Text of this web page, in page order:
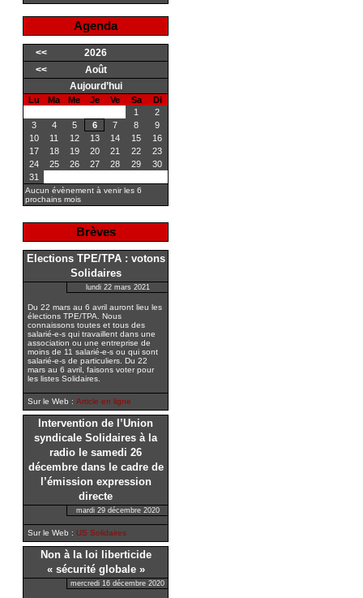
Agenda
<<
2026
<<
Août
Aujourd’hui
Lu Ma Me Je Ve Sa
Di
1
2
3
4 5 6 7 8
9
10
11 12 13 14 15
16
17
18 19 20 21 22
23
24
25 26 27 28 29
30
31
Aucun évènement à venir les 6
prochains mois
Brèves
Elections TPE/TPA : votons
Solidaires
lundi 22 mars 2021
Du 22 mars au 6 avril auront lieu les
élections TPE/TPA. Nous
connaissons toutes et tous des
salarié-e-s qui travaillent dans une
association ou une entreprise de
moins de 11 salarié-e-s ou qui sont
salarié-e-s de particuliers. Du 22
mars au 6 avril, faisons voter pour
les listes Solidaires.
Sur le Web : Article en ligne
Intervention de l’Union
syndicale Solidaires à la
radio le samedi 26
décembre dans le cadre de
l’émission expression
directe
mardi 29 décembre 2020
Sur le Web : US Solidaires
Non à la loi liberticide
« sécurité globale »
mercredi 16 décembre 2020